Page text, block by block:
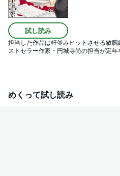
試し読み
担当した作品は軒並みヒットさせる敏
ストセラー作家・円城寺尚の担当が定
だ性癖で―――!?
めくって試し読み